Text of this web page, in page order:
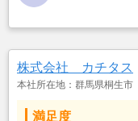
株式会社 カチタス
本社所在地：群馬県桐生市
満足度